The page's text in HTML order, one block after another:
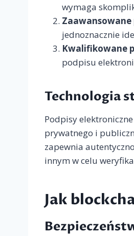
wymaga
Zaawansowane
jednoznacznie
Kwalifikowane
podpisu
Technologia
Podpisy
prywatnego i
zapewnia
innym w celu
Jak